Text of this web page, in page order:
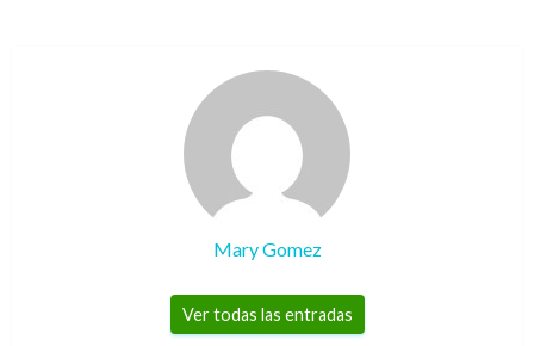
Mary Gomez
Ver todas las entradas